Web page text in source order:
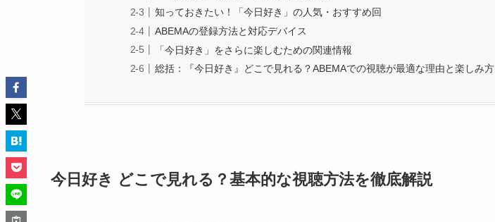
知っておきたい！「今日好き」の人気・おすすめ回
ABEMAの登録方法と対応デバイス
「今日好き」をさらに楽しむための関連情報
総括：『今日好き』どこで見れる？ABEMAでの視聴が最適な理由と楽しみ方
今日好き どこで見れる？基本的な視聴方法を徹底解説